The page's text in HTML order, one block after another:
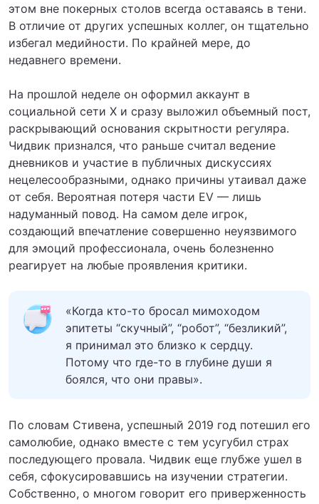
этом вне покерных столов всегда оставаясь в тени.
В отличие от других успешных коллег, он тщательно
избегал медийности. По крайней мере, до
недавнего времени.
На прошлой неделе он оформил аккаунт в
социальной сети X и сразу выложил объемный пост,
раскрывающий основания скрытности регуляра.
Чидвик признался, что раньше считал ведение
дневников и участие в публичных дискуссиях
нецелесообразными, однако причины утаивал даже
от себя. Вероятная потеря части EV — лишь
надуманный повод. На самом деле игрок,
создающий впечатление совершенно неуязвимого
для эмоций профессионала, очень болезненно
реагирует на любые проявления критики.
«Когда кто-то бросал мимоходом
эпитеты “скучный”, “робот”, “безликий”,
я принимал это близко к сердцу.
Потому что где-то в глубине души я
боялся, что они правы».
По словам Стивена, успешный 2019 год потешил его
самолюбие, однако вместе с тем усугубил страх
последующего провала. Чидвик еще глубже ушел в
себя, сфокусировавшись на изучении стратегии.
Собственно, о многом говорит его приверженность